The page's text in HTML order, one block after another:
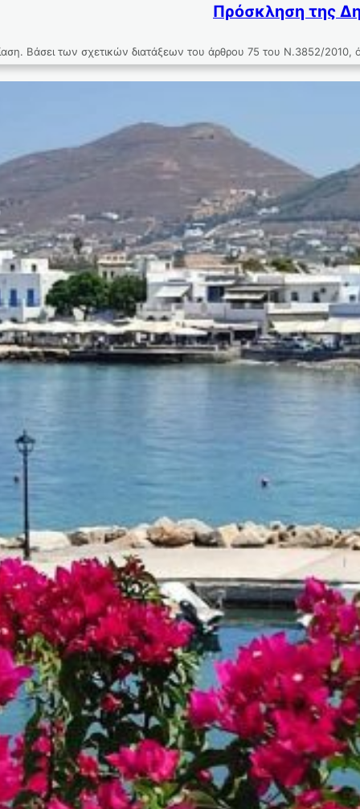
Πρόσκληση της
Βάσει των σχετικών διατάξεων του άρθρου 75 του Ν.3852/